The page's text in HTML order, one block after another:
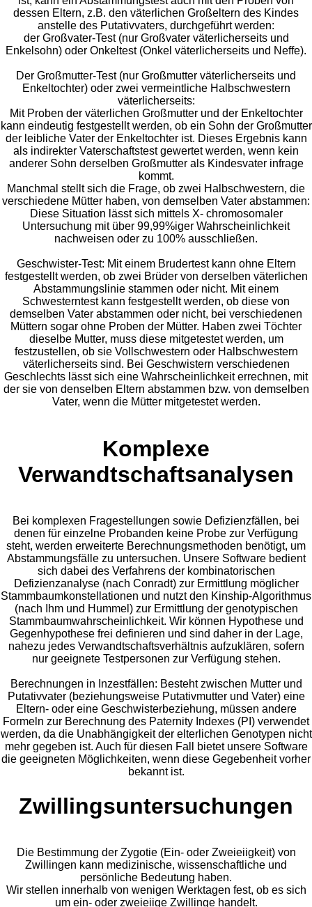
dessen Eltern, z.B. den väterlichen Großeltern des Kindes
anstelle des Putativvaters, durchgeführt werden:
der Großvater-Test (nur Großvater väterlicherseits und
Enkelsohn) oder Onkeltest (Onkel väterlicherseits und Neffe).
Der Großmutter-Test (nur Großmutter väterlicherseits und
Enkeltochter) oder zwei vermeintliche Halbschwestern
väterlicherseits:
Mit Proben der väterlichen Großmutter und der Enkeltochter
kann eindeutig festgestellt werden, ob ein Sohn der Großmutter
der leibliche Vater der Enkeltochter ist. Dieses Ergebnis kann
als indirekter Vaterschaftstest gewertet werden, wenn kein
anderer Sohn derselben Großmutter als Kindesvater infrage
kommt.
Manchmal stellt sich die Frage, ob zwei Halbschwestern, die
verschiedene Mütter haben, von demselben Vater abstammen:
Diese Situation lässt sich mittels X- chromosomaler
Untersuchung mit über 99,99%iger Wahrscheinlichkeit
nachweisen oder zu 100% ausschließen.
Geschwister-Test: Mit einem Brudertest kann ohne Eltern
festgestellt werden, ob zwei Brüder von derselben väterlichen
Abstammungslinie stammen oder nicht. Mit einem
Schwesterntest kann festgestellt werden, ob diese von
demselben Vater abstammen oder nicht, bei verschiedenen
Müttern sogar ohne Proben der Mütter. Haben zwei Töchter
dieselbe Mutter, muss diese mitgetestet werden, um
festzustellen, ob sie Vollschwestern oder Halbschwestern
väterlicherseits sind. Bei Geschwistern verschiedenen
Geschlechts lässt sich eine Wahrscheinlichkeit errechnen, mit
der sie von denselben Eltern abstammen bzw. von demselben
Vater, wenn die Mütter mitgetestet werden.
Komplexe
Verwandtschaftsanalysen
Bei komplexen Fragestellungen sowie Defizienzfällen, bei
denen für einzelne Probanden keine Probe zur Verfügung
steht, werden erweiterte Berechnungsmethoden benötigt, um
Abstammungsfälle zu untersuchen. Unsere Software bedient
sich dabei des Verfahrens der kombinatorischen
Defizienzanalyse (nach Conradt) zur Ermittlung möglicher
Stammbaumkonstellationen und nutzt den Kinship-Algorithmus
(nach Ihm und Hummel) zur Ermittlung der genotypischen
Stammbaumwahrscheinlichkeit. Wir können Hypothese und
Gegenhypothese frei definieren und sind daher in der Lage,
nahezu jedes Verwandtschaftsverhältnis aufzuklären, sofern
nur geeignete Testpersonen zur Verfügung stehen.
Berechnungen in Inzestfällen: Besteht zwischen Mutter und
Putativvater (beziehungsweise Putativmutter und Vater) eine
Eltern- oder eine Geschwisterbeziehung, müssen andere
Formeln zur Berechnung des Paternity Indexes (PI) verwendet
werden, da die Unabhängigkeit der elterlichen Genotypen nicht
mehr gegeben ist. Auch für diesen Fall bietet unsere Software
die geeigneten Möglichkeiten, wenn diese Gegebenheit vorher
bekannt ist.
Zwillingsuntersuchungen
Die Bestimmung der Zygotie (Ein- oder Zweieiigkeit) von
Zwillingen kann medizinische, wissenschaftliche und
persönliche Bedeutung haben.
Wir stellen innerhalb von wenigen Werktagen fest, ob es sich
um ein- oder zweieiige Zwillinge handelt.